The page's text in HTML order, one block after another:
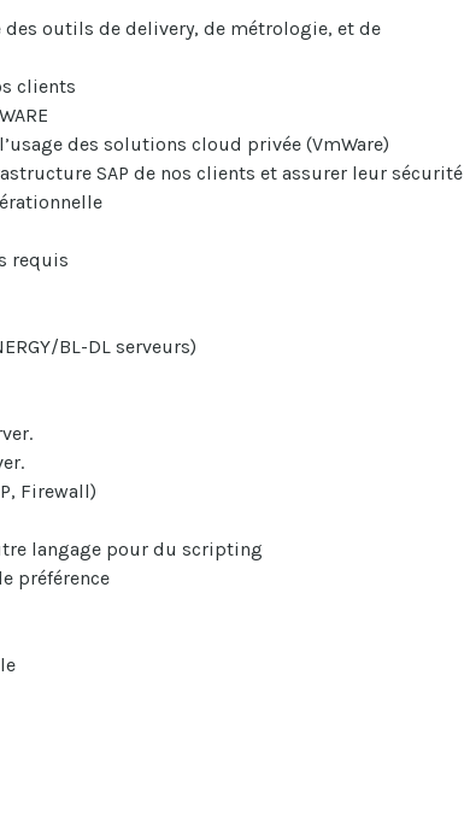
outils de delivery, de métrologie, et de
clients
des solutions cloud privée (VmWare)
SAP de nos clients et assurer leur sécurité
requis
BL-DL serveurs)
Firewall)
langage pour du scripting
préférence